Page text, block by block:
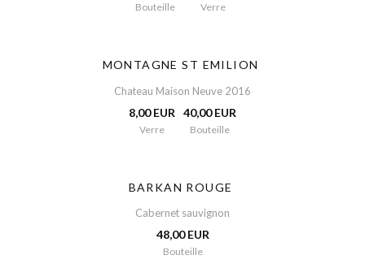
Bouteille Verre
MONTAGNE ST EMILION
Chateau Maison Neuve 2016
8,00 EUR
Verre
40,00 EUR
Bouteille
BARKAN ROUGE
Cabernet sauvignon
48,00 EUR
Bouteille